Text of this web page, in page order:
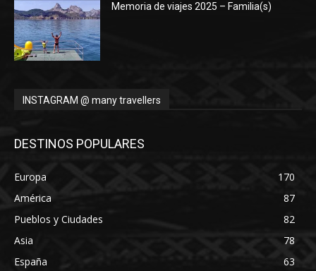
Memoria de viajes 2025 – Familia(s)
INSTAGRAM @ many travellers
DESTINOS POPULARES
Europa
170
América
87
Pueblos y Ciudades
82
Asia
78
España
63